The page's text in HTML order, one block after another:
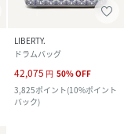
LIBERTY.
ドラムバッグ
42,075 円 50%OFF
3,825ポイント(10%ポイント
バック)